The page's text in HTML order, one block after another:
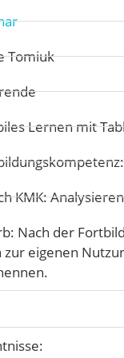
Tomiuk
Lernen mit
KMK:
Nach der
zur eigenen